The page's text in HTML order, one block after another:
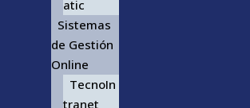
atic
Sistemas
de Gestión
Online
TecnoIn
tranet